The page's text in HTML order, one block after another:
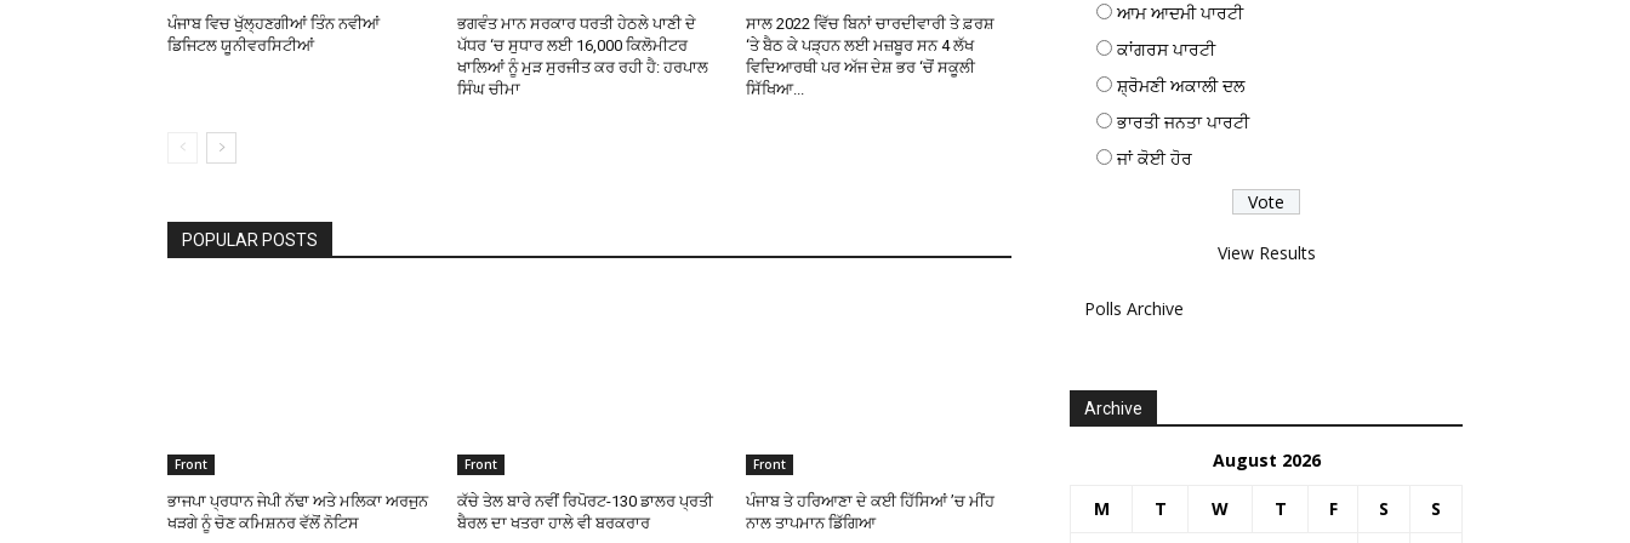
ਪੰਜਾਬ ਵਿਚ ਖੁੱਲ੍ਹਣਗੀਆਂ ਤਿੰਨ ਨਵੀਆਂ
ਡਿਜਿਟਲ ਯੂਨੀਵਰਸਿਟੀਆਂ
ਭਗਵੰਤ ਮਾਨ ਸਰਕਾਰ ਧਰਤੀ ਹੇਠਲੇ ਪਾਣੀ ਦੇ
ਪੱਧਰ ‘ਚ ਸੁਧਾਰ ਲਈ 16,000 ਕਿਲੋਮੀਟਰ
ਖਾਲਿਆਂ ਨੂੰ ਮੁੜ ਸੁਰਜੀਤ ਕਰ ਰਹੀ ਹੈ: ਹਰਪਾਲ
ਸਿੰਘ ਚੀਮਾ
ਸਾਲ 2022 ਵਿੱਚ ਬਿਨਾਂ ਚਾਰਦੀਵਾਰੀ ਤੇ ਫ਼ਰਸ਼
‘ਤੇ ਬੈਠ ਕੇ ਪੜ੍ਹਨ ਲਈ ਮਜ਼ਬੂਰ ਸਨ 4 ਲੱਖ
ਵਿਦਿਆਰਥੀ ਪਰ ਅੱਜ ਦੇਸ਼ ਭਰ ‘ਚੋਂ ਸਕੂਲੀ
ਸਿੱਖਿਆ...
POPULAR POSTS
Front
ਭਾਜਪਾ ਪ੍ਰਧਾਨ ਜੇਪੀ ਨੱਢਾ ਅਤੇ ਮਲਿਕਾ ਅਰਜੁਨ
ਖੜਗੇ ਨੂੰ ਚੋਣ ਕਮਿਸ਼ਨਰ ਵੱਲੋਂ ਨੋਟਿਸ
Front
ਕੱਚੇ ਤੇਲ ਬਾਰੇ ਨਵੀਂ ਰਿਪੋਰਟ-130 ਡਾਲਰ ਪ੍ਰਤੀ
ਬੈਰਲ ਦਾ ਖਤਰਾ ਹਾਲੇ ਵੀ ਬਰਕਰਾਰ
Front
ਪੰਜਾਬ ਤੇ ਹਰਿਆਣਾ ਦੇ ਕਈ ਹਿੱਸਿਆਂ ’ਚ ਮੀਂਹ
ਨਾਲ ਤਾਪਮਾਨ ਡਿੱਗਿਆ
ਆਮ ਆਦਮੀ ਪਾਰਟੀ
ਕਾਂਗਰਸ ਪਾਰਟੀ
ਸ਼੍ਰੋਮਣੀ ਅਕਾਲੀ ਦਲ
ਭਾਰਤੀ ਜਨਤਾ ਪਾਰਟੀ
ਜਾਂ ਕੋਈ ਹੋਰ
View Results
Polls Archive
Archive
August 2026
M T W T F S S